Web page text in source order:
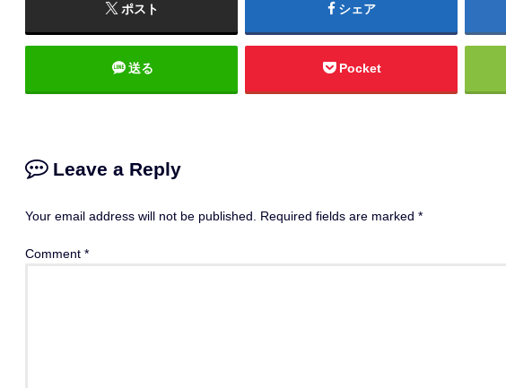
ポスト シェア
送る Pocket
Leave a Reply
Your email address will not be published. Required fields are marked *
Comment *